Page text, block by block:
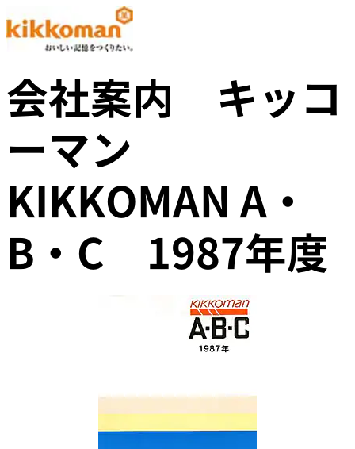
会社案内 キッコ
ーマン
KIKKOMAN A・
B・C 1987年度